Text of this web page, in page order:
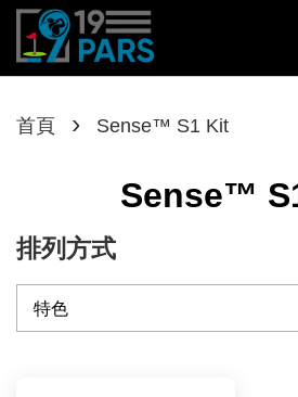
首頁 › Sense™ S1 Kit
Sense™
排列方式